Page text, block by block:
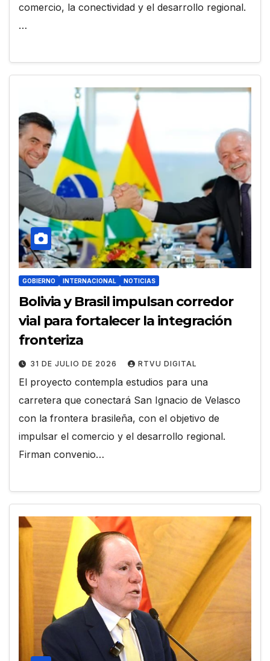
comercio, la conectividad y el desarrollo regional.
…
GOBIERNO INTERNACIONAL NOTICIAS
Bolivia y Brasil impulsan corredor
vial para fortalecer la integración
fronteriza
31 DE JULIO DE 2026 RTVU DIGITAL
El proyecto contempla estudios para una
carretera que conectará San Ignacio de Velasco
con la frontera brasileña, con el objetivo de
impulsar el comercio y el desarrollo regional.
Firman convenio…